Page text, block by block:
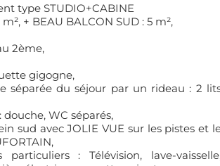
type STUDIO+CABINE
+ BEAU BALCON SUD : 5 m²,
2ème,
gigogne,
séparée du séjour par un rideau : 2
douche, WC séparés,
sud avec JOLIE VUE sur les pistes et
particuliers : Télévision, lave-